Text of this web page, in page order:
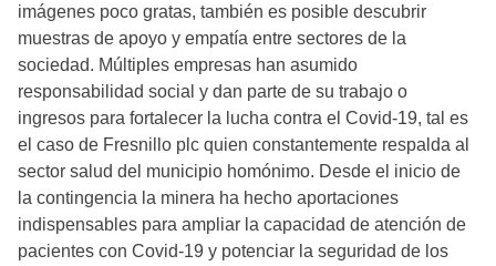
imágenes poco gratas, también es posible descubrir
muestras de apoyo y empatía entre sectores de la
sociedad. Múltiples empresas han asumido
responsabilidad social y dan parte de su trabajo o
ingresos para fortalecer la lucha contra el Covid-19, tal es
el caso de Fresnillo plc quien constantemente respalda al
sector salud del municipio homónimo. Desde el inicio de
la contingencia la minera ha hecho aportaciones
indispensables para ampliar la capacidad de atención de
pacientes con Covid-19 y potenciar la seguridad de los